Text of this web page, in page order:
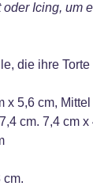
Icing, um
die ihre
x 5,6 cm,
cm. 7,4 cm
cm.